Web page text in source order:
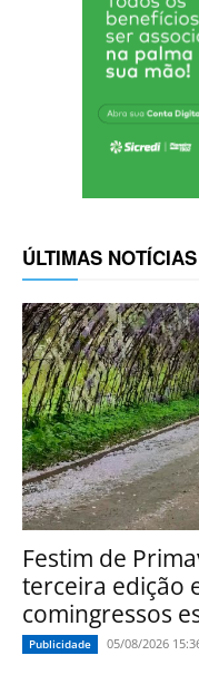
ÚLTIMAS NOTÍCIAS
Festim de
terceira edição
comingressos
Publicidade 05/08/2026